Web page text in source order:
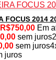
FOCUS 2014
R$750,00 Em
sem juros
sem juros
juros